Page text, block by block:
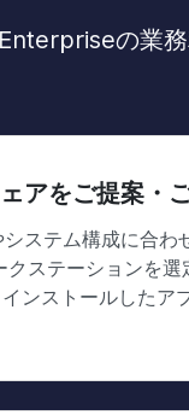
の業務
アをご提案・
ステム構成に合わ
ステーションを選
ンストールしたア